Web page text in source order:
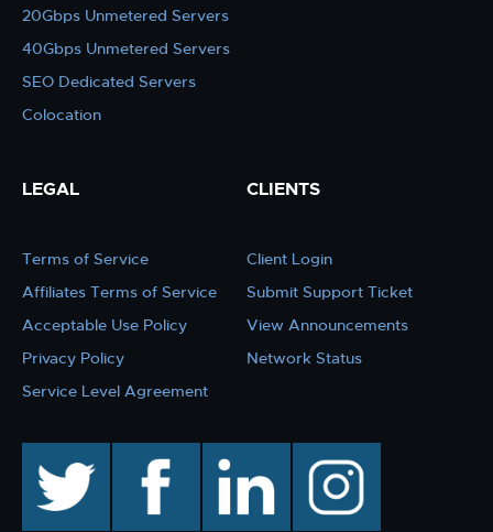
20Gbps Unmetered Servers
40Gbps Unmetered Servers
SEO Dedicated Servers
Colocation
LEGAL
Terms of Service
Affiliates Terms of Service
Acceptable Use Policy
Privacy Policy
Service Level Agreement
CLIENTS
Client Login
Submit Support Ticket
View Announcements
Network Status
facebook linkedin instagram